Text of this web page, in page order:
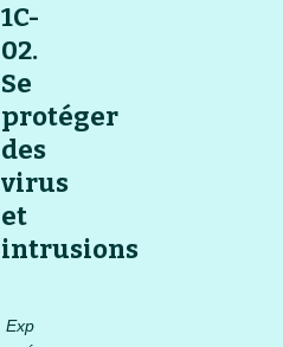
1C-
02.
Se
protéger
des
virus
et
intrusions
Exp